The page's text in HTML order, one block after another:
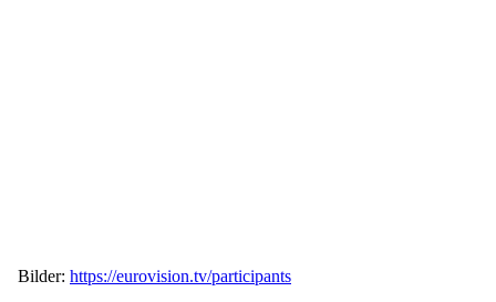
Bilder: https://eurovision.tv/participants